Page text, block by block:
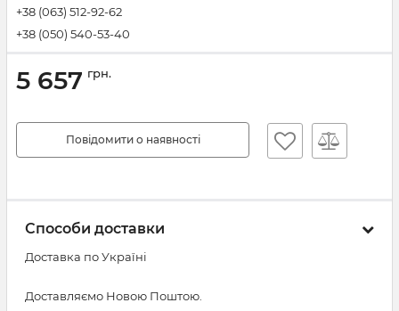
+38 (063) 512-92-62
+38 (050) 540-53-40
5 657 грн.
Повідомити о наявності
Способи доставки
Доставка по Україні
Доставляємо Новою Поштою.